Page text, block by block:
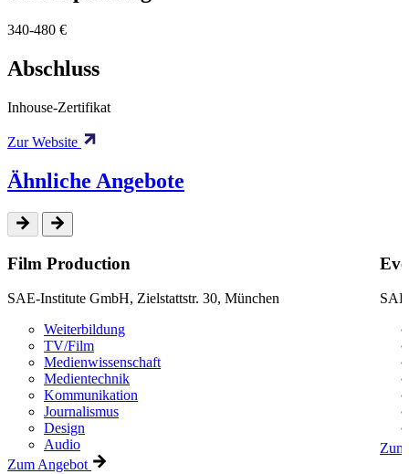
340-480 €
Abschluss
Inhouse-Zertifikat
Zur Website
Ähnliche Angebote
Film Production
SAE-Institute GmbH, Zielstattstr. 30, München
Weiterbildung
TV/Film
Medienwissenschaft
Medientechnik
Kommunikation
Journalismus
Design
Audio
Zum Angebot